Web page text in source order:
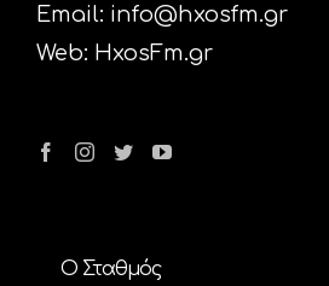
Email: info@hxosfm.gr
Web: HxosFm.gr
Ο Σταθμός